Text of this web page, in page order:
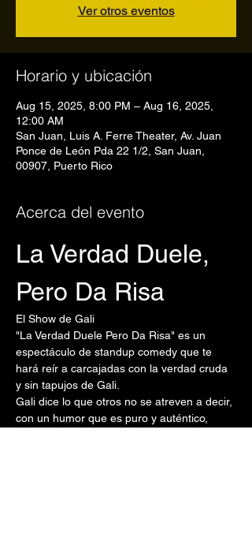
Ver otros eventos
Horario y ubicación
Aug 15, 2025, 8:00 PM – Aug 16, 2025,
12:00 AM
San Juan, Luis A. Ferre Theater, Av. Juan
Ponce de León Pda 22 1/2, San Juan,
00907, Puerto Rico
Acerca del evento
La Verdad Duele,
Pero Da Risa
El Show de Gali
"La Verdad Duele Pero Da Risa" es un
espectáculo de standup comedy que te
hará reír a carcajadas con la verdad cruda
y sin tapujos de Gali.
Gali dice lo que otros no se atreven a decir,
con un humor que es puro y auténtico,